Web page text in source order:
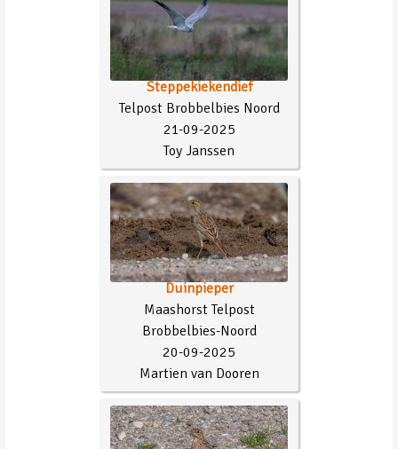
Steppekiekendief
Telpost Brobbelbies Noord
21-09-2025
Toy Janssen
Duinpieper
Maashorst Telpost
Brobbelbies-Noord
20-09-2025
Martien van Dooren